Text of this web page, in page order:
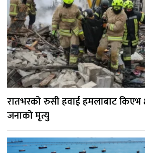
रातभरको रुसी हवाई हमलाबाट किएभ
जनाको मृत्यु